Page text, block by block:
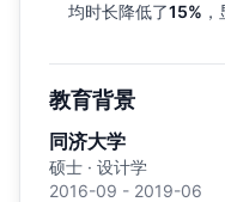
均时长降低了15%
教育背景
同济大学
硕士 · 设计学
2016-09 - 2019-06